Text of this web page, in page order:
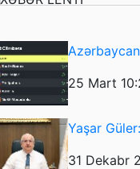
25 Mart
Yaşar
31 Dekabr